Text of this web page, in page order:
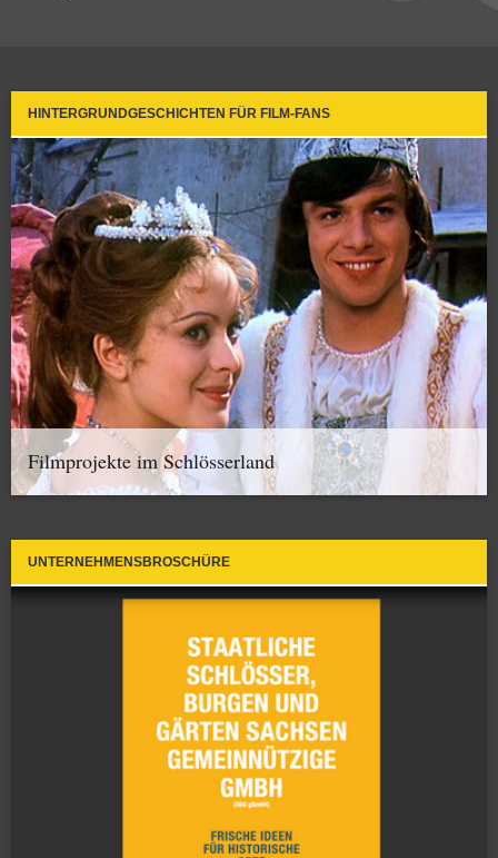
HINTERGRUNDGESCHICHTEN FÜR FILM-FANS
Filmprojekte im Schlösserland
UNTERNEHMENSBROSCHÜRE